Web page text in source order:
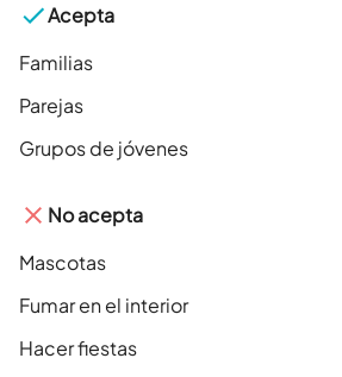
Acepta
Familias
Parejas
Grupos de jóvenes
No acepta
Mascotas
Fumar en el interior
Hacer fiestas